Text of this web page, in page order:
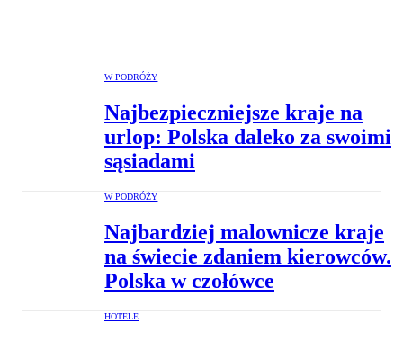
W PODRÓŻY
Najbezpieczniejsze kraje na
urlop: Polska daleko za swoimi
sąsiadami
W PODRÓŻY
Najbardziej malownicze kraje
na świecie zdaniem kierowców.
Polska w czołówce
HOTELE